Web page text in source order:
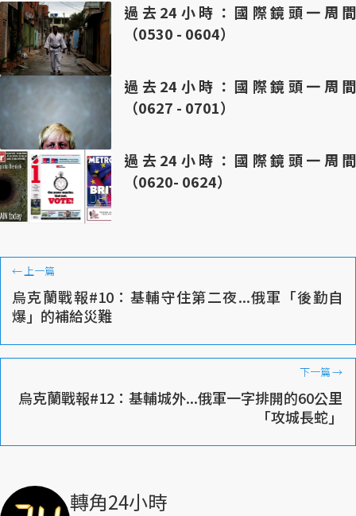
過去24小時：國際鏡頭一周間
（0530 - 0604）
過去24小時：國際鏡頭一周間
（0627 - 0701）
過去24小時：國際鏡頭一周間
（0620- 0624）
← 上一篇
烏克蘭戰報#10：基輔守住第二夜...俄軍「後勤自
爆」的補給災難
下一篇→
烏克蘭戰報#12：基輔城外...俄軍一字排開的60公里
「攻城長蛇」
轉角24小時